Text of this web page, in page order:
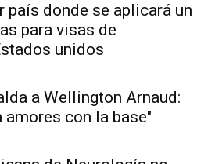
país donde se aplicará un
para visas de
unidos
a Wellington Arnaud:
amores con la base"